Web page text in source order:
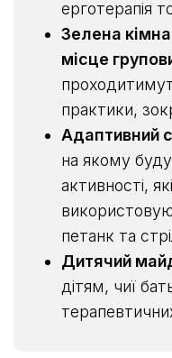
ерготерапія
Зелена
місце
практики,
Адаптивний
на якому
активності,
петанк та
Дитячий
дітям, чиї